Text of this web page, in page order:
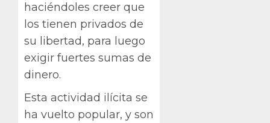
haciéndoles creer que
los tienen privados de
su libertad, para luego
exigir fuertes sumas de
dinero.
Esta actividad ilícita se
ha vuelto popular, y son